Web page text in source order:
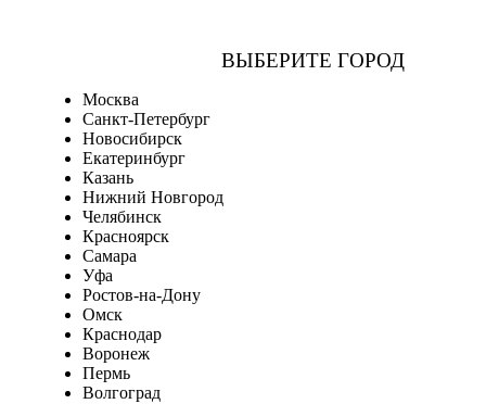
ВЫБЕРИТЕ ГОРОД
Москва
Санкт-Петербург
Новосибирск
Екатеринбург
Казань
Нижний Новгород
Челябинск
Красноярск
Самара
Уфа
Ростов-на-Дону
Омск
Краснодар
Воронеж
Пермь
Волгоград